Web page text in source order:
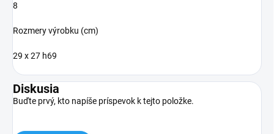
8
Rozmery výrobku (cm)
29 x 27 h69
Diskusia
Buďte prvý, kto napíše príspevok k tejto položke.